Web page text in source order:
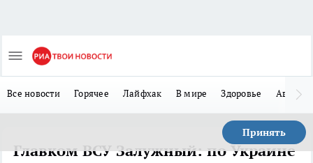
Все новости Горячее Лайфхак В мире Здоровье Авто
Принять
Главком ВСУ Залужный: по Украине